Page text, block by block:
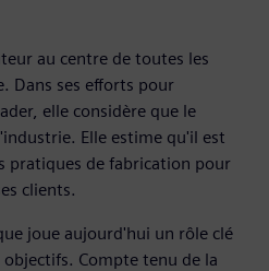
au centre de toutes les
Dans ses efforts pour
elle considère que le
Elle estime qu'il est
pratiques de fabrication pour
clients.
joue aujourd'hui un rôle clé
Compte tenu de la